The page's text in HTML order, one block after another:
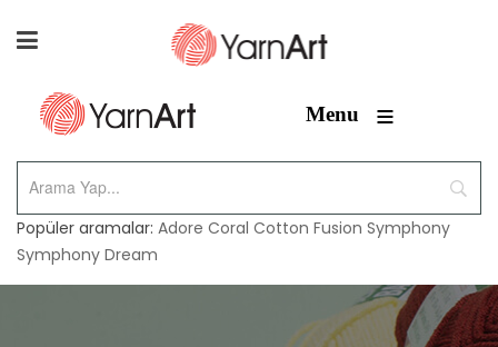
Menu ≡
Popüler aramalar: Adore Coral Cotton Fusion Symphony
Symphony Dream